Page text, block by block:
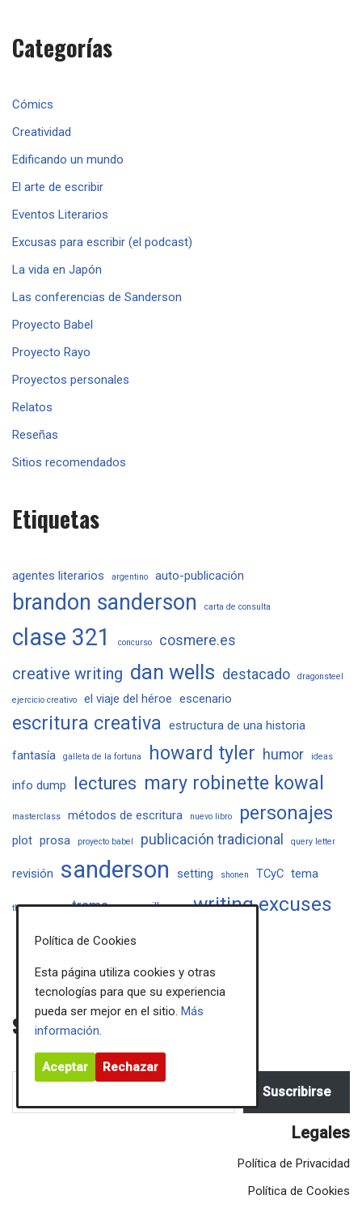
Categorías
Cómics
Creatividad
Edificando un mundo
El arte de escribir
Eventos Literarios
Excusas para escribir (el podcast)
La vida en Japón
Las conferencias de Sanderson
Proyecto Babel
Proyecto Rayo
Proyectos personales
Relatos
Reseñas
Sitios recomendados
Etiquetas
agentes literarios argentino auto-publicación
brandon sanderson carta de consulta
clase 321 concurso cosmere.es
creative writing dan wells destacado dragonsteel
ejercicio creativo el viaje del héroe escenario
escritura creativa estructura de una historia
fantasía galleta de la fortuna howard tyler humor ideas
info dump lectures mary robinette kowal
masterclass métodos de escritura nuevo libro personajes
plot prosa proyecto babel publicación tradicional query letter
revisión sanderson setting shonen TCyC tema
the lost metal trama viajes villanos writing excuses
Sigue mis novedades
Suscribirse
Legales
Política de Privacidad
Política de Cookies
Política de Cookies
Esta página utiliza cookies y otras
tecnologías para que su experiencia
pueda ser mejor en el sitio. Más
información.
Aceptar Rechazar